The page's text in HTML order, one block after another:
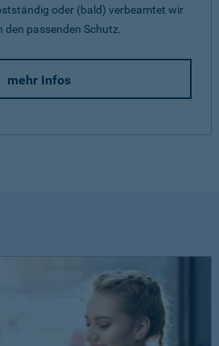
oder (bald) verbeamtet wir
den passenden Schutz.
mehr Infos